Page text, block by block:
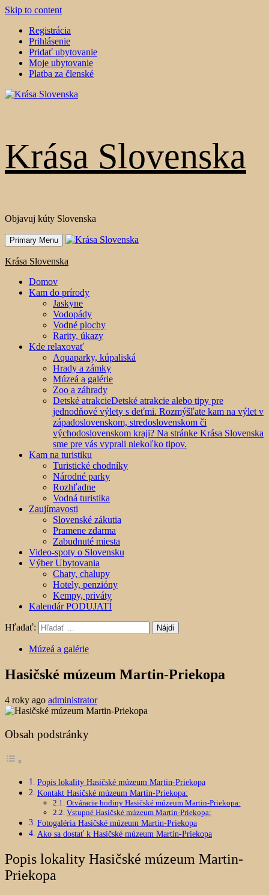
Skip to content
Registrácia
Prihlásenie
Pridať ubytovanie
Moje ubytovanie
Platba za členské
Krása Slovenska
Objavuj kúty Slovenska
Primary Menu
Krása Slovenska
Domov
Kam do prírody
Jaskyne
Vodopády
Vodné plochy
Rarity, úkazy
Kde relaxovať
Aquaparky, kúpaliská
Hrady a zámky
Múzeá a galérie
Zoo a záhrady
Detské atrakcieDetské atrakcie alebo tipy pre
jednodňové výlety s deťmi. Rozmýšľate kam na výlet v
západoslovenskom, stredoslovenskom či
východoslovenskom kraji? Na stránke Krása Slovenska
sme pre vás vyprali niekoľko tipov.
Kam na turistiku
Turistické chodníky
Národné parky
Rozhľadne
Vodná turistika
Zaujímavosti
Slovenské zákutia
Pramene zdarma
Zabudnuté miesta
Video-spoty o Slovensku
Výber Ubytovania
Chaty, chalupy
Hotely, penzióny
Kempy, priváty
Kalendár PODUJATÍ
Hľadať:
Múzeá a galérie
Hasičské múzeum Martin-Priekopa
4 roky ago administrator
Obsah podstránky
Popis lokality Hasičské múzeum Martin-Priekopa
Kontakt Hasičské múzeum Martin-Priekopa:
Otváracie hodiny Hasičské múzeum Martin-Priekopa:
Vstupné Hasičské múzeum Martin-Priekopa:
Fotogaléria Hasičské múzeum Martin-Priekopa
Ako sa dostať k Hasičské múzeum Martin-Priekopa
Popis lokality Hasičské múzeum Martin-
Priekopa